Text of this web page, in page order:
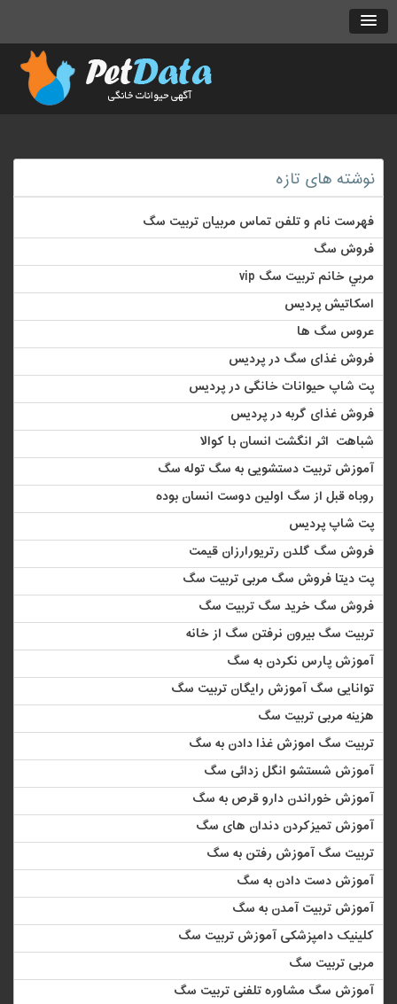
نوشته های تازه
فهرست نام و تلفن تماس مربیان تربیت سگ
فروش سگ
مربي خانم تربيت سگ vip
اسکاتیش پردیس
عروس سگ ها
فروش غذای سگ در پردیس
پت شاپ حیوانات خانگی در پردیس
فروش غذای گربه در پردیس
شباهت اثر انگشت انسان با کوالا
آموزش تربیت دستشویی به سگ توله سگ
روباه قبل از سگ اولین دوست انسان بوده
پت شاپ پردیس
فروش سگ گلدن رتریورارزان قیمت
پت دیتا فروش سگ مربی تربیت سگ
فروش سگ خرید سگ تربیت سگ
تربیت سگ بیرون نرفتن سگ از خانه
آموزش پارس نکردن به سگ
توانایی سگ آموزش رایگان تربیت سگ
هزینه مربی تربیت سگ
تربیت سگ اموزش ‏غذا دادن به سگ
آموزش شستشو انگل زدائی سگ
آموزش خوراندن دارو قرص به سگ
آموزش تمیزکردن دندان های سگ
تربیت سگ آموزش رفتن به سگ
آموزش دست دادن به سگ
آموزش تربیت آمدن به سگ
کلینیک دامپزشکی آموزش تربیت سگ
مربی تربیت سگ
آموزش سگ مشاوره تلفنی تربیت سگ